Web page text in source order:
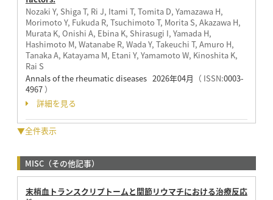
Nozaki Y, Shiga T, Ri J, Itami T, Tomita D, Yamazawa H,
Morimoto Y, Fukuda R, Tsuchimoto T, Morita S, Akazawa H,
Murata K, Onishi A, Ebina K, Shirasugi I, Yamada H,
Hashimoto M, Watanabe R, Wada Y, Takeuchi T, Amuro H,
Tanaka A, Katayama M, Etani Y, Yamamoto W, Kinoshita K,
Rai S
Annals of the rheumatic diseases 2026年04月 （ ISSN:0003-
4967）
詳細を見る
▼全件表示
MISC（その他記事）
末梢血トランスクリプトームと関節リウマチにおける治療反応